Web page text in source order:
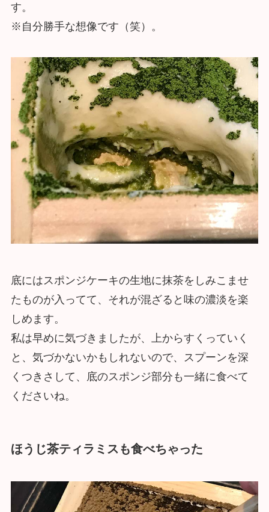
す。
※自分勝手な想像です（笑）。
底にはスポンジケーキの生地に抹茶をしみこませ
たものが入ってて、それが混ざると味の濃淡を楽
しめます。
私は早めに気づきましたが、上からすくっていく
と、気づかないかもしれないので、スプーンを深
くつきさして、底のスポンジ部分も一緒に食べて
くださいね。
ほうじ茶ティラミスも食べちゃった